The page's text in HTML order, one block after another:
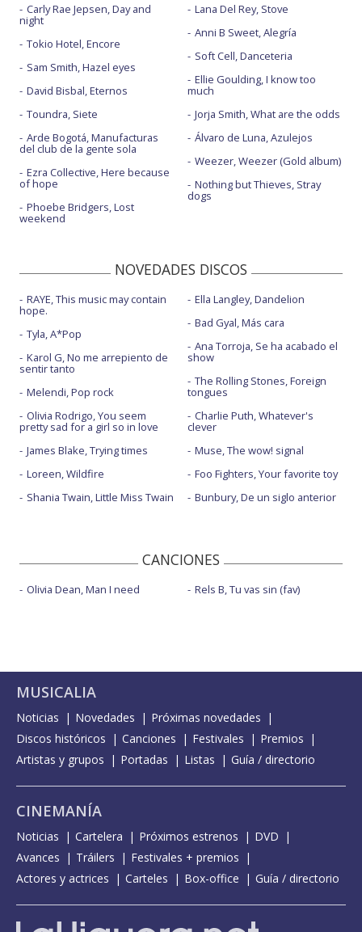
Carly Rae Jepsen, Day and
night
Tokio Hotel, Encore
Sam Smith, Hazel eyes
David Bisbal, Eternos
Toundra, Siete
Arde Bogotá, Manufacturas
del club de la gente sola
Ezra Collective, Here because
of hope
Phoebe Bridgers, Lost
weekend
Lana Del Rey, Stove
Anni B Sweet, Alegría
Soft Cell, Danceteria
Ellie Goulding, I know too
much
Jorja Smith, What are the odds
Álvaro de Luna, Azulejos
Weezer, Weezer (Gold album)
Nothing but Thieves, Stray
dogs
NOVEDADES DISCOS
RAYE, This music may contain
hope.
Tyla, A*Pop
Karol G, No me arrepiento de
sentir tanto
Melendi, Pop rock
Olivia Rodrigo, You seem
pretty sad for a girl so in love
James Blake, Trying times
Loreen, Wildfire
Shania Twain, Little Miss Twain
Ella Langley, Dandelion
Bad Gyal, Más cara
Ana Torroja, Se ha acabado el
show
The Rolling Stones, Foreign
tongues
Charlie Puth, Whatever's
clever
Muse, The wow! signal
Foo Fighters, Your favorite toy
Bunbury, De un siglo anterior
CANCIONES
Olivia Dean, Man I need Rels B, Tu vas sin (fav)
MUSICALIA
Noticias Novedades
Próximas novedades
Discos históricos
Canciones Festivales
Premios
Artistas y grupos
Portadas Listas Guía / directorio
CINEMANÍA
Noticias Cartelera Próximos estrenos
DVD
Avances
Tráilers
Festivales + premios
Actores y actrices
Carteles Box-office Guía / directorio